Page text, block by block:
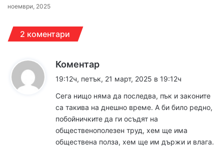
ноември, 2025
2 коментари
Коментар
а
:
19:12ч, петък, 21 март, 2025 в 19:12ч
Сега нищо няма да последва, пък и законите
са такива на днешно време. А би било редно,
побойничките да ги осъдят на
общественополезен труд, хем ще има
обществена полза, хем ще им държи и влага.